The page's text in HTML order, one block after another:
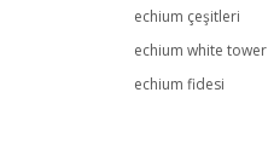
echium çeşitleri
echium white tower
echium fidesi